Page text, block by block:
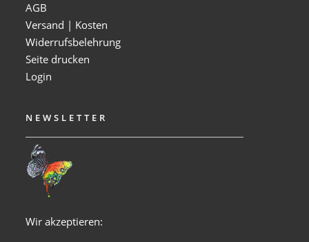
AGB
Versand | Kosten
Widerrufsbelehrung
Seite drucken
Login
NEWSLETTER
Wir akzeptieren: